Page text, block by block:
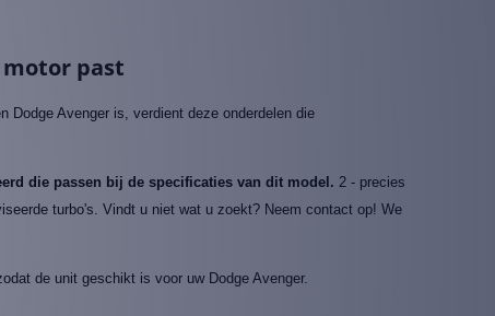
motor past
Dodge Avenger is, verdient deze onderdelen die
die passen bij de specificaties van dit model. 2 - precies
turbo's. Vindt u niet wat u zoekt? Neem contact op! We
de unit geschikt is voor uw Dodge Avenger.